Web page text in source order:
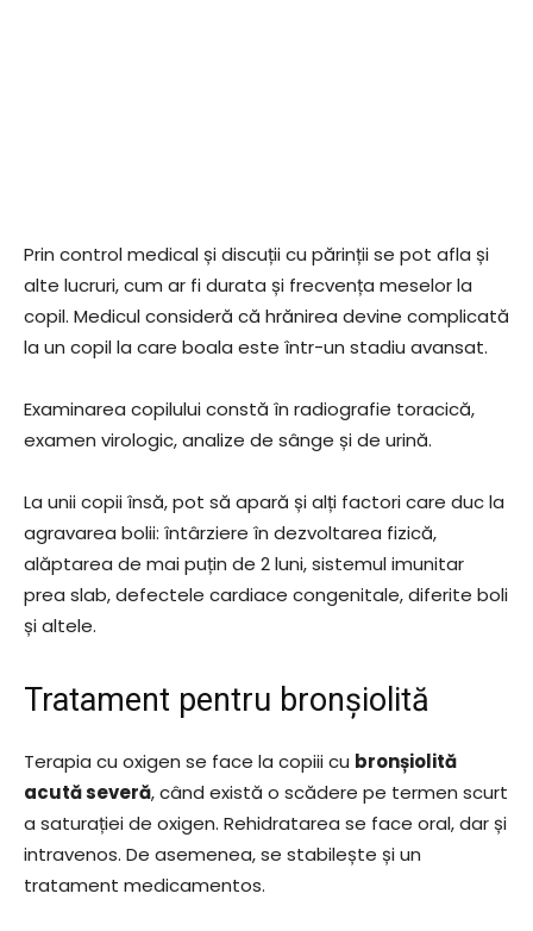
Prin control medical și discuții cu părinții se pot afla și
alte lucruri, cum ar fi durata și frecvența meselor la
copil. Medicul consideră că hrănirea devine complicată
la un copil la care boala este într-un stadiu avansat.
Examinarea copilului constă în radiografie toracică,
examen virologic, analize de sânge și de urină.
La unii copii însă, pot să apară și alți factori care duc la
agravarea bolii: întârziere în dezvoltarea fizică,
alăptarea de mai puțin de 2 luni, sistemul imunitar
prea slab, defectele cardiace congenitale, diferite boli
și altele.
Tratament pentru bronșiolită
Terapia cu oxigen se face la copiii cu bronșiolită
acută severă, când există o scădere pe termen scurt
a saturației de oxigen. Rehidratarea se face oral, dar și
intravenos. De asemenea, se stabilește și un
tratament medicamentos.